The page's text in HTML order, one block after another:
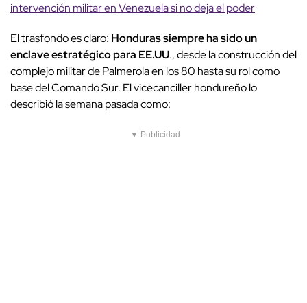
intervención militar en Venezuela si no deja el poder
El trasfondo es claro: Honduras siempre ha sido un
enclave estratégico para EE.UU., desde la construcción del
complejo militar de Palmerola en los 80 hasta su rol como
base del Comando Sur. El vicecanciller hondureño lo
describió la semana pasada como:
▼ Publicidad